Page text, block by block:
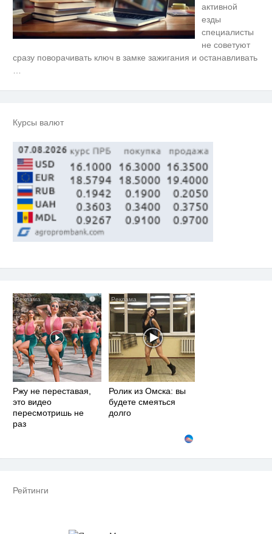
активной
езды
специалисты
не советуют
сразу поворачивать ключ в замке зажигания и останавливать
…
Курсы валют
i
Ржу не переставая,
это видео
пересмотришь не
раз
i
Ролик из Омска: вы
будете смеяться
долго
Рейтинги
не оставит равнодушным
i
Ржу не переставая, это видео